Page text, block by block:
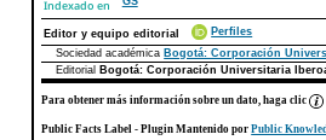
Indexado en
Editor y equipo editorial
Perfiles
Sociedad académica Bogotá: Corporación
Editorial
Bogotá: Corporación Universitaria
Para obtener más información sobre un dato, haga clic
Public Facts Label - Plugin Mantenido porPublic